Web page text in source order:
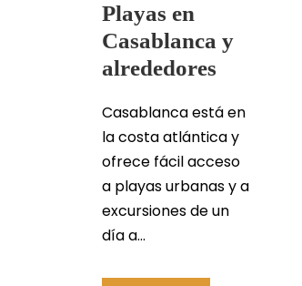
Playas en
Casablanca y
alrededores
Casablanca está en
la costa atlántica y
ofrece fácil acceso
a playas urbanas y a
excursiones de un
día a...